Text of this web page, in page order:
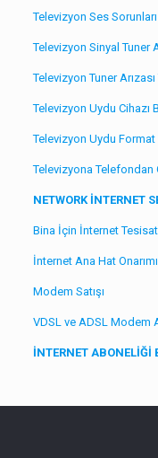
Televizyon Ses
Televizyon Sinyal Tuner
Televizyon Tuner
Televizyon Uydu Cihazı
Televizyon Uydu Format
Televizyona Telefondan
NETWORK İNTERNET
Bina İçin İnternet
İnternet Ana Hat Onarımı
Modem Satışı
VDSL ve ADSL Modem
İNTERNET ABONELİĞİ